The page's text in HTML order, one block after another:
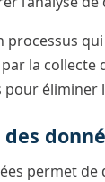
processus
la
éliminer
des
permet